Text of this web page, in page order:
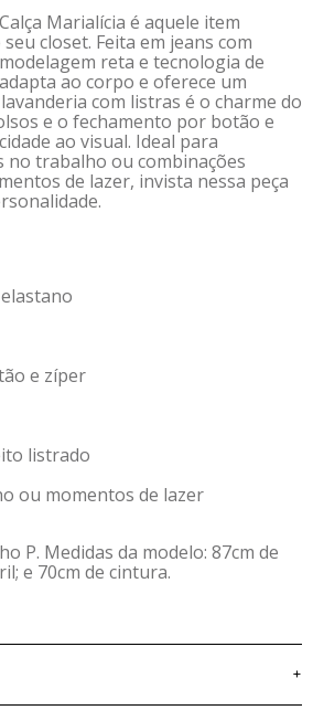
Marialícia é aquele item
closet. Feita em jeans com
reta e tecnologia de
ao corpo e oferece um
com listras é o charme do
e o fechamento por botão e
ao visual. Ideal para
no trabalho ou combinações
de lazer, invista nessa peça
e zíper
listrado
ou momentos de lazer
P. Medidas da modelo: 87cm de
e 70cm de cintura.
+